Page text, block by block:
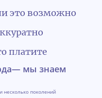
это возможно
платите
мы знаем
несколько поколений